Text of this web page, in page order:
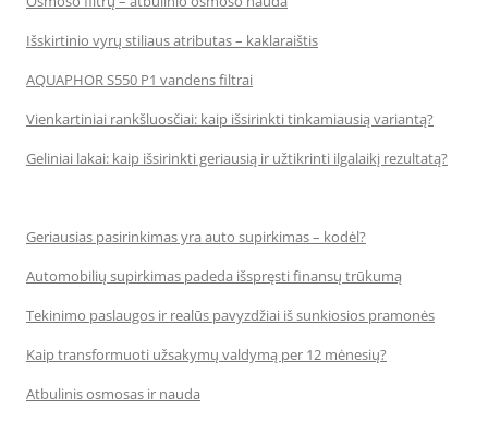
Išskirtinio vyrų stiliaus atributas – kaklaraištis
AQUAPHOR S550 P1 vandens filtrai
Vienkartiniai rankšluosčiai: kaip išsirinkti tinkamiausią variantą?
Geliniai lakai: kaip išsirinkti geriausią ir užtikrinti ilgalaikį rezultatą?
Geriausias pasirinkimas yra auto supirkimas – kodėl?
Automobilių supirkimas padeda išspręsti finansų trūkumą
Tekinimo paslaugos ir realūs pavyzdžiai iš sunkiosios pramonės
Kaip transformuoti užsakymų valdymą per 12 mėnesių?
Atbulinis osmosas ir nauda